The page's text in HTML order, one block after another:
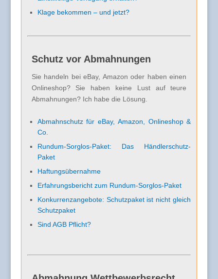
Klage bekommen – und jetzt?
Schutz vor Abmahnungen
Sie handeln bei eBay, Amazon oder haben einen
Onlineshop? Sie haben keine Lust auf teure
Abmahnungen? Ich habe die Lösung.
Abmahnschutz für eBay, Amazon, Onlineshop &
Co.
Rundum-Sorglos-Paket: Das Händlerschutz-
Paket
Haftungsübernahme
Erfahrungsbericht zum Rundum-Sorglos-Paket
Konkurrenzangebote: Schutzpaket ist nicht gleich
Schutzpaket
Sind AGB Pflicht?